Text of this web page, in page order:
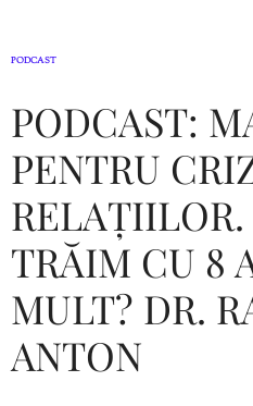
PODCAST
PODCAST:
PENTRU
TRĂIM CU 8
MULT? DR.
ANTON